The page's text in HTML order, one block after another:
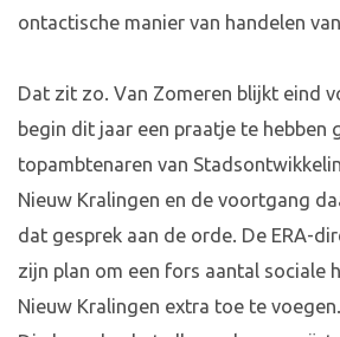
ontactische manier van handelen
Dat zit zo. Van Zomeren blijkt eind
begin dit jaar een praatje te hebben
topambtenaren van
Nieuw Kralingen en de voortgang
dat gesprek aan de orde. De ERA-
zijn plan om een fors aantal sociale
Nieuw Kralingen extra toe te